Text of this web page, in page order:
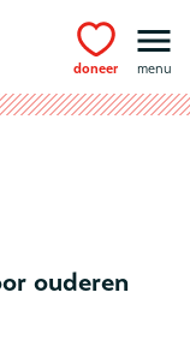
hoofdinhoud
doneer menu
ouderen